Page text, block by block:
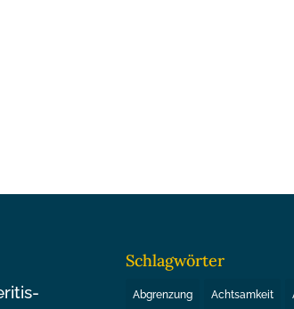
Schlagwörter
Abgrenzung Achtsamkeit